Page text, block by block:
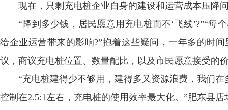
现在，只剩充电桩企业自身的建设和运营成本压降
“降到多少钱，居民愿意用充电桩而不‘飞线’?”“
给企业运营带来的影响?”抱着这些疑问，一年多的时
议，商议充电桩位置、数量配比，以及市民愿意接受的
“充电桩建得少不够用，建得多又资源浪费，我们
控制在2.5:1左右，充电桩的使用效率最大化。”肥东县